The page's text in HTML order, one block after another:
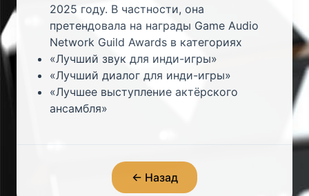
2025 году. В частности, она
претендовала на награды Game Audio
Network Guild Awards в категориях
«Лучший звук для инди-игры»
«Лучший диалог для инди-игры»
«Лучшее выступление актёрского
ансамбля»
← Назад